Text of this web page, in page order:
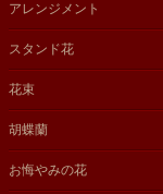
アレンジメント
スタンド花
花束
胡蝶蘭
お悔やみの花